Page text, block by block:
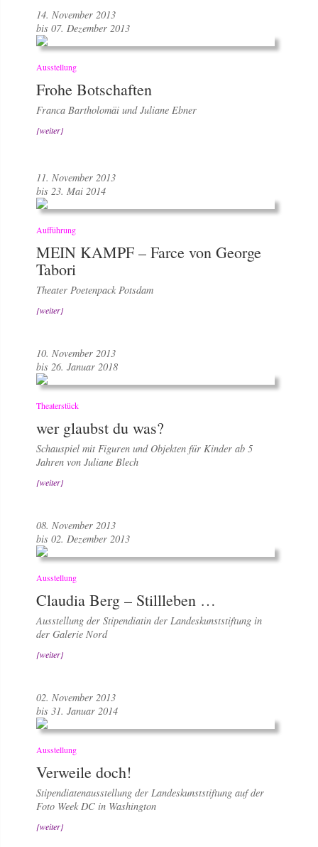
14. November 2013
bis 07. Dezember 2013
Ausstellung
Frohe Botschaften
Franca Bartholomäi und Juliane Ebner
{weiter}
11. November 2013
bis 23. Mai 2014
Aufführung
MEIN KAMPF – Farce von George
Tabori
Theater Poetenpack Potsdam
{weiter}
10. November 2013
bis 26. Januar 2018
Theaterstück
wer glaubst du was?
Schauspiel mit Figuren und Objekten für Kinder ab 5
Jahren von Juliane Blech
{weiter}
08. November 2013
bis 02. Dezember 2013
Ausstellung
Claudia Berg – Stillleben …
Ausstellung der Stipendiatin der Landeskunststiftung in
der Galerie Nord
{weiter}
02. November 2013
bis 31. Januar 2014
Ausstellung
Verweile doch!
Stipendiatenausstellung der Landeskunststiftung auf der
Foto Week DC in Washington
{weiter}